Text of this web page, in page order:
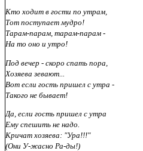
Кто ходит в гости по утрам,
Тот поступает мудро!
Тарам-парам, тарам-парам -
На то оно и утро!
Под вечер - скоро спать пора,
Хозяева зевают...
Вот если гость пришел с утра -
Такого не бывает!
Да, если гость пришел с утра
Ему спешить не надо.
Кричат хозяева: "Ура!!!"
(Они У-жасно Ра-ды!)